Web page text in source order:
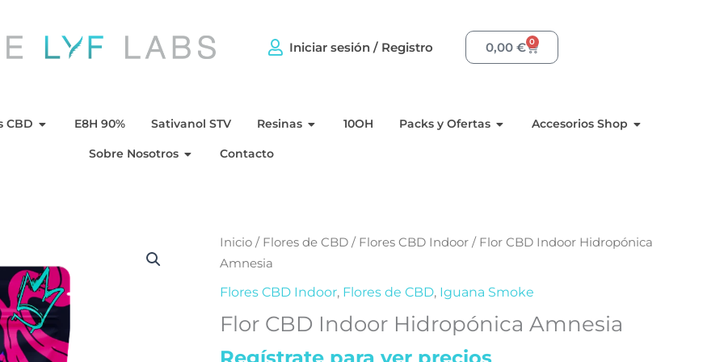
Iniciar sesión / Registro 0,00 € 0
Carrito
CBD
CBD Abrir Flores CBD
E8H 90% Sativanol STV Resinas Abrir Resinas
10OH Packs y Ofertas Abrir Packs y Ofertas
Accesorios Shop Abrir
Sobre Nosotros Abrir Sobre Nosotros
Contacto
Inicio / Flores de CBD / Flores CBD Indoor / Flor CBD Indoor Hidropónica
Amnesia
Flores CBD Indoor, Flores de CBD, Iguana Smoke
Flor CBD Indoor Hidropónica Amnesia
Flor
CBD
Indoor
Amnesia
cantidad